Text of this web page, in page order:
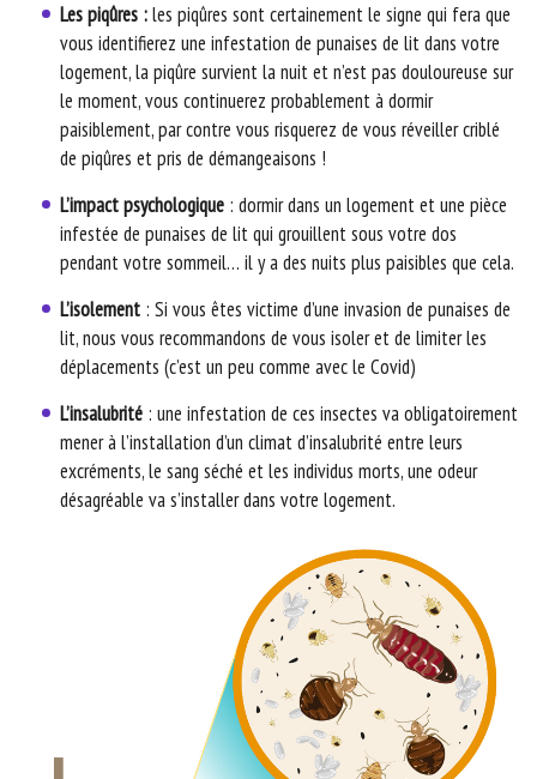
Les piqûres :les piqûres sont certainement le signe qui fera que
vous identifierez une infestation de punaises de lit dans votre
logement, la piqûre survient la nuit et n’est pas douloureuse sur
le moment, vous continuerez probablement à dormir
paisiblement, par contre vous risquerez de vous réveiller criblé
de piqûres et pris de démangeaisons !
L’impact psychologique : dormir dans un logement et une pièce
infestée de punaises de lit qui grouillent sous votre dos
pendant votre sommeil… il y a des nuits plus paisibles que cela.
L’isolement : Si vous êtes victime d’une invasion de punaises de
lit, nous vous recommandons de vous isoler et de limiter les
déplacements (c’est un peu comme avec le Covid)
L’insalubrité : une infestation de ces insectes va obligatoirement
mener à l’installation d’un climat d’insalubrité entre leurs
excréments, le sang séché et les individus morts, une odeur
désagréable va s’installer dans votre logement.